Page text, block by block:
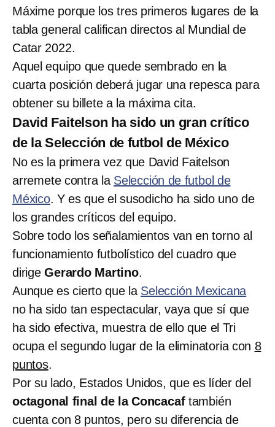
Máxime porque los tres primeros lugares de la
tabla general califican directos al Mundial de
Catar 2022.
Aquel equipo que quede sembrado en la
cuarta posición deberá jugar una repesca para
obtener su billete a la máxima cita.
David Faitelson ha sido un gran crítico
de la Selección de futbol de México
No es la primera vez que David Faitelson
arremete contra la Selección de futbol de
México. Y es que el susodicho ha sido uno de
los grandes críticos del equipo.
Sobre todo los señalamientos van en torno al
funcionamiento futbolístico del cuadro que
dirigeGerardo Martino.
Aunque es cierto que la Selección Mexicana
no ha sido tan espectacular, vaya que sí que
ha sido efectiva, muestra de ello que el Tri
ocupa el segundo lugar de la eliminatoria con 8
puntos.
Por su lado, Estados Unidos, que es líder del
octagonal final de la Concacaftambién
cuenta con 8 puntos, pero su diferencia de